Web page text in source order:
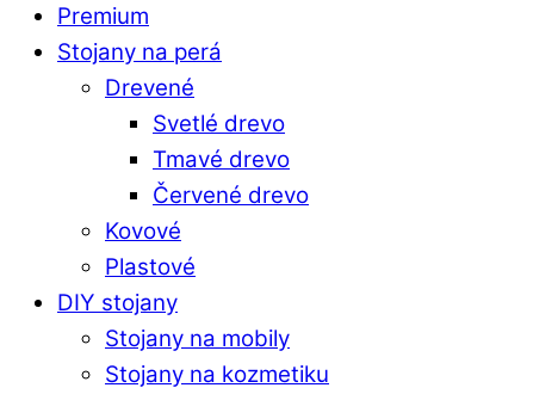
Premium
Stojany na perá
Drevené
Svetlé drevo
Tmavé drevo
Červené drevo
Kovové
Plastové
DIY stojany
Stojany na mobily
Stojany na kozmetiku